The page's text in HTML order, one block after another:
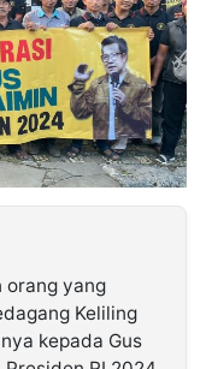
orang yang
Keliling
kepada Gus